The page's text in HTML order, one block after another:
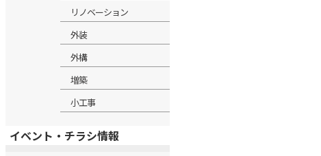
リノベーション
外装
外構
増築
小工事
イベント・チラシ情報